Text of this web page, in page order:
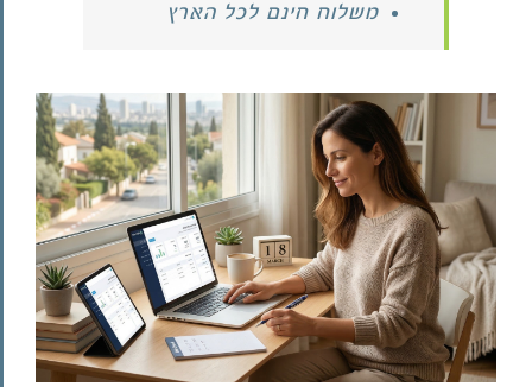
משלוח חינם לכל הארץ